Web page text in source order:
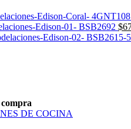
4GNT108
BSB2692 $
BSB2615-5